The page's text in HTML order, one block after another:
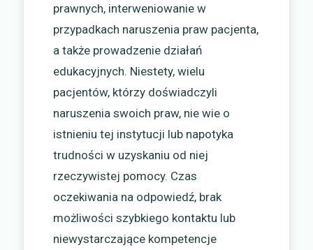
prawnych, interweniowanie w
przypadkach naruszenia praw pacjenta,
a także prowadzenie działań
edukacyjnych. Niestety, wielu
pacjentów, którzy doświadczyli
naruszenia swoich praw, nie wie o
istnieniu tej instytucji lub napotyka
trudności w uzyskaniu od niej
rzeczywistej pomocy. Czas
oczekiwania na odpowiedź, brak
możliwości szybkiego kontaktu lub
niewystarczające kompetencje